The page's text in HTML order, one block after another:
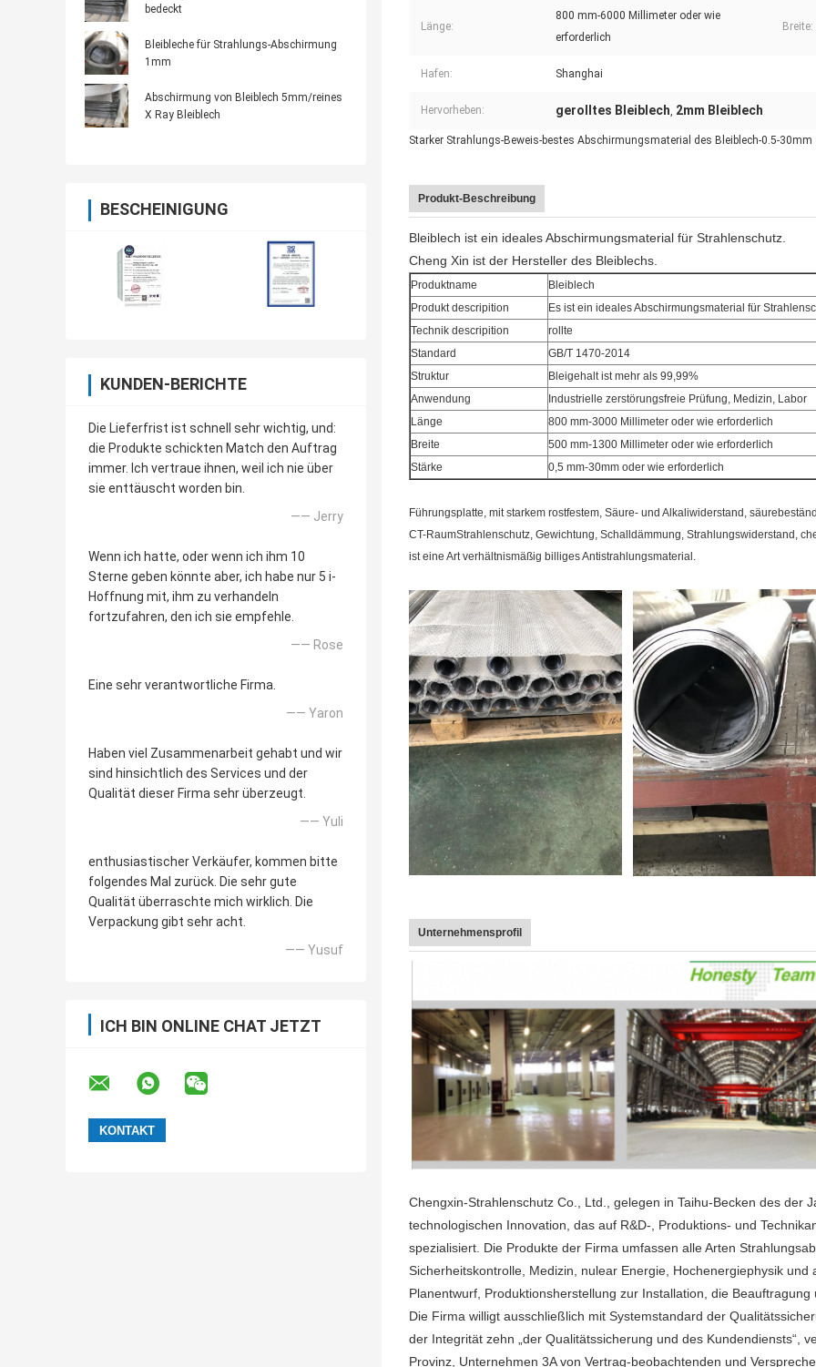
bedeckt
Bleibleche für Strahlungs-Abschirmung
1mm
Abschirmung von Bleiblech 5mm/reines
X Ray Bleiblech
BESCHEINIGUNG
KUNDEN-BERICHTE
Die Lieferfrist ist schnell sehr wichtig, und:
die Produkte schickten Match den Auftrag
immer. Ich vertraue ihnen, weil ich nie über
sie enttäuscht worden bin.
—— Jerry
Wenn ich hatte, oder wenn ich ihm 10
Sterne geben könnte aber, ich habe nur 5 i-
Hoffnung mit, ihm zu verhandeln
fortzufahren, den ich sie empfehle.
—— Rose
Eine sehr verantwortliche Firma.
—— Yaron
Haben viel Zusammenarbeit gehabt und wir
sind hinsichtlich des Services und der
Qualität dieser Firma sehr überzeugt.
—— Yuli
enthusiastischer Verkäufer, kommen bitte
folgendes Mal zurück. Die sehr gute
Qualität überraschte mich wirklich. Die
Verpackung gibt sehr acht.
—— Yusuf
ICH BIN ONLINE CHAT JETZT
Länge:
800 mm-6000 Millimeter oder wie
erforderlich
Breite:
Hafen: Shanghai
Hervorheben: gerolltes Bleiblech, 2mm Bleiblech
Starker Strahlungs-Beweis-bestes Abschirmungsmaterial des Bleiblech-0.5-30mm
Produkt-Beschreibung
Bleiblech ist ein ideales Abschirmungsmaterial für Strahlenschutz.
Cheng Xin ist der Hersteller des Bleiblechs.
Produktname
Bleiblech
Produkt descripition
Es ist ein ideales Abschirmungsmaterial für
Technik descripition
rollte
Standard
GB/T 1470-2014
Struktur
Bleigehalt ist mehr als 99,99%
Anwendung
Industrielle zerstörungsfreie Prüfung, Medizin, Labor
Länge
800 mm-3000 Millimeter oder wie erforderlich
Breite
500 mm-1300 Millimeter oder wie erforderlich
Stärke
0,5 mm-30mm oder wie erforderlich
Führungsplatte, mit starkem rostfestem, Säure- und Alkaliwiderstand,
CT-RaumStrahlenschutz, Gewichtung, Schalldämmung, Strahlungswiderstand,
ist eine Art verhältnismäßig billiges Antistrahlungsmaterial.
Unternehmensprofil
Chengxin-Strahlenschutz Co., Ltd., gelegen in Taihu-Becken des der
technologischen Innovation, das auf R&D-, Produktions- und
spezialisiert. Die Produkte der Firma umfassen alle Arten
Sicherheitskontrolle, Medizin, nulear Energie, Hochenergiephysik
Planentwurf, Produktionsherstellung zur Installation, die Beauftragung
Die Firma willigt ausschließlich mit Systemstandard der
der Integrität zehn „der Qualitätssicherung und des Kundendiensts“,
Provinz, Unternehmen 3A von Vertrag-beobachtenden und